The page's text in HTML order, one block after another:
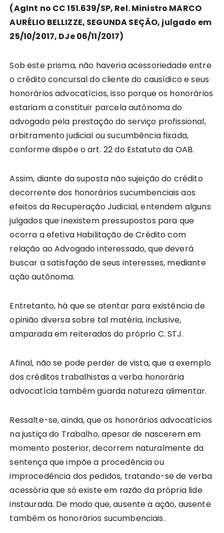
(AgInt no CC 151.639/SP, Rel. Ministro MARCO
AURÉLIO BELLIZZE, SEGUNDA SEÇÃO, julgado em
25/10/2017, DJe 06/11/2017)
Sob este prisma, não haveria acessoriedade entre
o crédito concursal do cliente do causídico e seus
honorários advocatícios, isso porque os honorários
estariam a constituir parcela autônoma do
advogado pela prestação do serviço profissional,
arbitramento judicial ou sucumbência fixada,
conforme dispõe o art. 22 do Estatuto da OAB.
Assim, diante da suposta não sujeição do crédito
decorrente dos honorários sucumbenciais aos
efeitos da Recuperação Judicial, entendem alguns
julgados que inexistem pressupostos para que
ocorra a efetiva Habilitação de Crédito com
relação ao Advogado interessado, que deverá
buscar a satisfação de seus interesses, mediante
ação autônoma.
Entretanto, há que se atentar para existência de
opinião diversa sobre tal matéria, inclusive,
amparada em reiteradas do próprio C. STJ.
Afinal, não se pode perder de vista, que a exemplo
dos créditos trabalhistas a verba honorária
advocatícia também guarda natureza alimentar.
Ressalte-se, ainda, que os honorários advocatícios
na justiça do Trabalho, apesar de nascerem em
momento posterior, decorrem naturalmente da
sentença que impõe a procedência ou
improcedência dos pedidos, tratando-se de verba
acessória que só existe em razão da própria lide
instaurada. De modo que, ausente a ação, ausente
também os honorários sucumbenciais.